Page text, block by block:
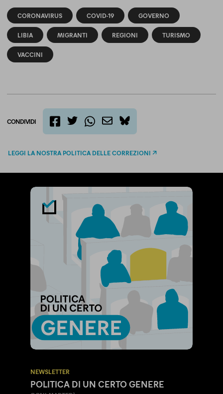
CORONAVIRUS COVID-19 GOVERNO
LIBIA MIGRANTI REGIONI TURISMO
VACCINI
CONDIVIDI
bluesky
LEGGI LA NOSTRA POLITICA DELLE CORREZIONI
NEWSLETTER
POLITICA DI UN CERTO GENERE